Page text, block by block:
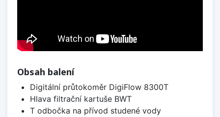
Obsah balení
Digitální průtokoměr DigiFlow 8300T
Hlava filtrační kartuše BWT
T odbočka na přívod studené vody